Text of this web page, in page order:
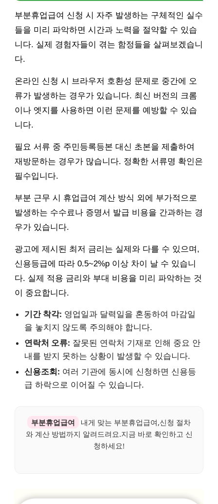
부분휴업급여 신청 시 자주 발생하는 구체적인 실수
들을 미리 파악하면 시간과 노력을 절약할 수 있습
니다. 실제 경험자들이 겪는 함정들을 살펴보겠습니
다.
온라인 신청 시 브라우저 호환성 문제로 중간에 오
류가 발생하는 경우가 있습니다. 최신 버전의 크롬
이나 엣지를 사용하면 이런 문제를 예방할 수 있습
니다.
필요 서류 중 주민등록등본 대신 초본을 제출하여
재방문하는 경우가 많습니다. 정확한 서류명 확인은
필수입니다.
부분 근무 시 휴업급여 계산 방식 외에 부가적으로
발생하는 수수료나 증명서 발급 비용을 간과하는 경
우가 있습니다.
광고에 제시된 최저 금리는 실제와 다를 수 있으며,
신용등급에 따라 0.5~2%p 이상 차이 날 수 있습니
다. 실제 적용 금리와 부대 비용을 미리 파악하는 것
이 중요합니다.
기간 착각: 영업일과 달력일을 혼동하여 마감일
을 놓치지 않도록 주의해야 합니다.
연락처 오류: 잘못된 연락처 기재로 인해 중요 안
내를 받지 못하는 상황이 발생할 수 있습니다.
신용조회: 여러 기관에 동시에 신청하면 신용등
급 하락으로 이어질 수 있습니다.
부분휴업급여
내게 맞는 부분휴업급여,신청 절차
와 계산 방법까지 알려드려요.지금 바로 확인하고 신
청하세요!